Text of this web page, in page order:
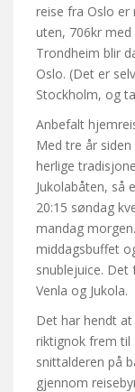
reise fra Oslo er
uten, 706kr
Trondheim blir
Oslo. (Det er
Stockholm, og
Anbefalt
Med tre år
herlige
Jukolabåten, så
20:15 søndag
mandag
middagsbuffet
snublejuice.
Venla og Jukola.
Det har hendt
riktignok frem til
snittalderen på
gjennom